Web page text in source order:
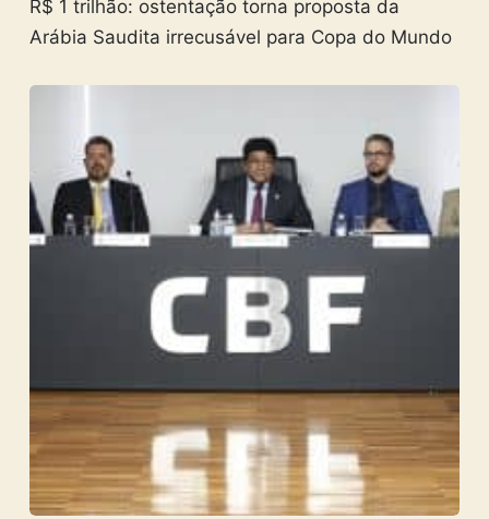
R$ 1 trilhão: ostentação torna proposta da
Arábia Saudita irrecusável para Copa do Mundo